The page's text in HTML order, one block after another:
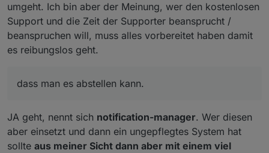
umgeht. Ich bin aber der Meinung, wer den kostenlosen
Support und die Zeit der Supporter beansprucht /
beanspruchen will, muss alles vorbereitet haben damit
es reibungslos geht.
dass man es abstellen kann.
JA geht, nennt sich notification-manager. Wer diesen
aber einsetzt und dann ein ungepflegtes System hat
sollte aus meiner Sicht dann aber mit einem viel